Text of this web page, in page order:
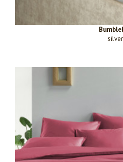
silver